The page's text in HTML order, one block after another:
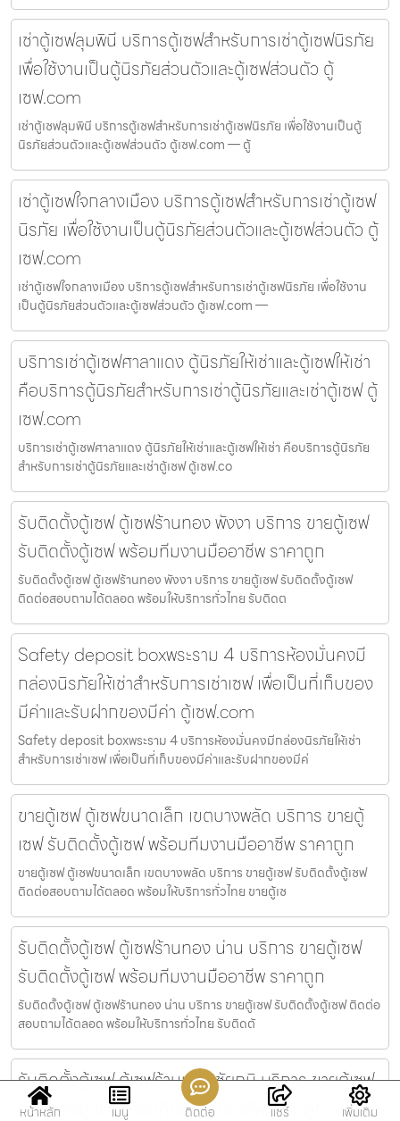
เช่าตู้เซฟลุมพินี บริการตู้เซฟสำหรับการเช่าตู้เซฟนิรภัย
เพื่อใช้งานเป็นตู้นิรภัยส่วนตัวและตู้เซฟส่วนตัว ตู้
เซฟ.com
เช่าตู้เซฟลุมพินี บริการตู้เซฟสำหรับการเช่าตู้เซฟนิรภัย เพื่อใช้งานเป็นตู้
นิรภัยส่วนตัวและตู้เซฟส่วนตัว ตู้เซฟ.com — ตู้
เช่าตู้เซฟใจกลางเมือง บริการตู้เซฟสำหรับการเช่าตู้เซฟ
นิรภัย เพื่อใช้งานเป็นตู้นิรภัยส่วนตัวและตู้เซฟส่วนตัว ตู้
เซฟ.com
เช่าตู้เซฟใจกลางเมือง บริการตู้เซฟสำหรับการเช่าตู้เซฟนิรภัย เพื่อใช้งาน
เป็นตู้นิรภัยส่วนตัวและตู้เซฟส่วนตัว ตู้เซฟ.com —
บริการเช่าตู้เซฟศาลาแดง ตู้นิรภัยให้เช่าและตู้เซฟให้เช่า
คือบริการตู้นิรภัยสำหรับการเช่าตู้นิรภัยและเช่าตู้เซฟ ตู้
เซฟ.com
บริการเช่าตู้เซฟศาลาแดง ตู้นิรภัยให้เช่าและตู้เซฟให้เช่า คือบริการตู้นิรภัย
สำหรับการเช่าตู้นิรภัยและเช่าตู้เซฟ ตู้เซฟ.co
รับติดตั้งตู้เซฟ ตู้เซฟร้านทอง พังงา บริการ ขายตู้เซฟ
รับติดตั้งตู้เซฟ พร้อมทีมงานมืออาชีพ ราคาถูก
รับติดตั้งตู้เซฟ ตู้เซฟร้านทอง พังงา บริการ ขายตู้เซฟ รับติดตั้งตู้เซฟ
ติดต่อสอบถามได้ตลอด พร้อมให้บริการทั่วไทย รับติดต
Safety deposit boxพระราม 4 บริการห้องมั่นคงมี
กล่องนิรภัยให้เช่าสำหรับการเช่าเซฟ เพื่อเป็นที่เก็บของ
มีค่าและรับฝากของมีค่า ตู้เซฟ.com
Safety deposit boxพระราม 4 บริการห้องมั่นคงมีกล่องนิรภัยให้เช่า
สำหรับการเช่าเซฟ เพื่อเป็นที่เก็บของมีค่าและรับฝากของมีค่
ขายตู้เซฟ ตู้เซฟขนาดเล็ก เขตบางพลัด บริการ ขายตู้
เซฟ รับติดตั้งตู้เซฟ พร้อมทีมงานมืออาชีพ ราคาถูก
ขายตู้เซฟ ตู้เซฟขนาดเล็ก เขตบางพลัด บริการ ขายตู้เซฟ รับติดตั้งตู้เซฟ
ติดต่อสอบถามได้ตลอด พร้อมให้บริการทั่วไทย ขายตู้เซ
รับติดตั้งตู้เซฟ ตู้เซฟร้านทอง น่าน บริการ ขายตู้เซฟ
รับติดตั้งตู้เซฟ พร้อมทีมงานมืออาชีพ ราคาถูก
รับติดตั้งตู้เซฟ ตู้เซฟร้านทอง น่าน บริการ ขายตู้เซฟ รับติดตั้งตู้เซฟ ติดต่อ
สอบถามได้ตลอด พร้อมให้บริการทั่วไทย รับติดตั
รับติดตั้งตู้เซฟ ตู้เซฟร้านทอง ชัยภูมิ บริการ ขายตู้เซฟ
รับติดตั้งตู้เซฟ พร้อมทีมงานมืออาชีพ ราคาถูก
หน้าหลัก เมนู ติดต่อ แชร์ เพิ่มเติม